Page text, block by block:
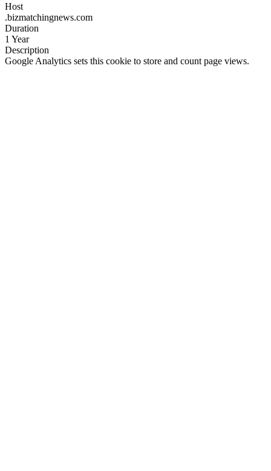
Host
.bizmatchingnews.com
Duration
1 Year
Description
Google Analytics sets this cookie to store and count page views.